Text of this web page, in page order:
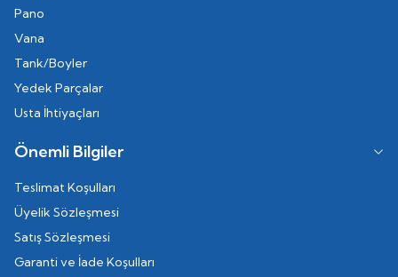
Pano
Vana
Tank/Boyler
Yedek Parçalar
Usta İhtiyaçları
Önemli Bilgiler
Teslimat Koşulları
Üyelik Sözleşmesi
Satış Sözleşmesi
Garanti ve İade Koşulları